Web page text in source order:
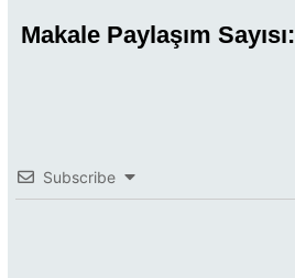
Makale Paylaşım Sayısı:
Subscribe